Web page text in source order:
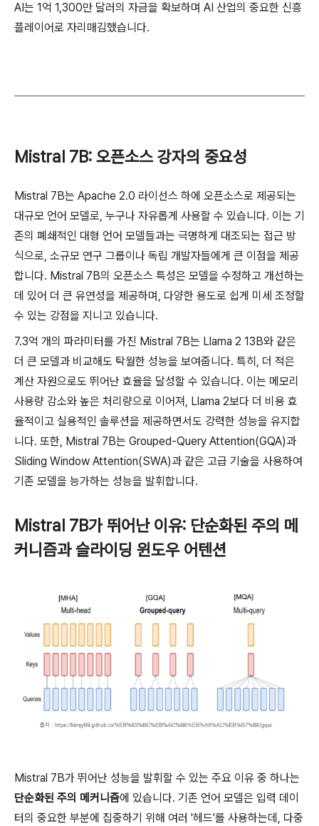
AI는 1억 1,300만 달러의 자금을 확보하며 AI 산업의 중요한 신흥
플레이어로 자리매김했습니다.
Mistral 7B: 오픈소스 강자의 중요성
Mistral 7B는 Apache 2.0 라이선스 하에 오픈소스로 제공되는
대규모 언어 모델로, 누구나 자유롭게 사용할 수 있습니다. 이는 기
존의 폐쇄적인 대형 언어 모델들과는 극명하게 대조되는 접근 방
식으로, 소규모 연구 그룹이나 독립 개발자들에게 큰 이점을 제공
합니다. Mistral 7B의 오픈소스 특성은 모델을 수정하고 개선하는
데 있어 더 큰 유연성을 제공하며, 다양한 용도로 쉽게 미세 조정할
수 있는 강점을 지니고 있습니다.
7.3억 개의 파라미터를 가진 Mistral 7B는 Llama 2 13B와 같은
더 큰 모델과 비교해도 탁월한 성능을 보여줍니다. 특히, 더 적은
계산 자원으로도 뛰어난 효율을 달성할 수 있습니다. 이는 메모리
사용량 감소와 높은 처리량으로 이어져, Llama 2보다 더 비용 효
율적이고 실용적인 솔루션을 제공하면서도 강력한 성능을 유지합
니다. 또한, Mistral 7B는 Grouped-Query Attention(GQA)과
Sliding Window Attention(SWA)과 같은 고급 기술을 사용하여
기존 모델을 능가하는 성능을 발휘합니다.
Mistral 7B가 뛰어난 이유: 단순화된 주의 메
커니즘과 슬라이딩 윈도우 어텐션
Mistral 7B가 뛰어난 성능을 발휘할 수 있는 주요 이유 중 하나는
단순화된 주의 메커니즘에 있습니다. 기존 언어 모델은 입력 데이
터의 중요한 부분에 집중하기 위해 여러 '헤드'를 사용하는데, 다중